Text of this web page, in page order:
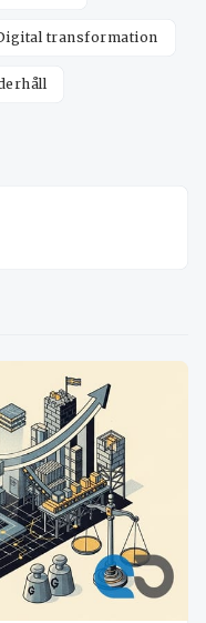
transformation